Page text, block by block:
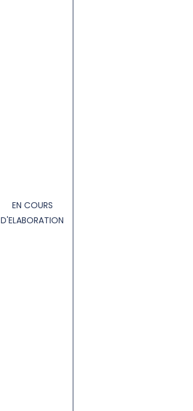
EN COURS
D'ELABORATION